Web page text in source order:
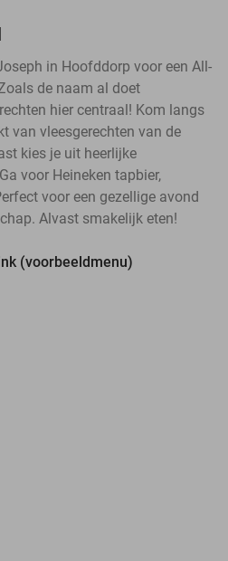
in Hoofddorp voor een All-
de naam al doet
hier centraal! Kom langs
van vleesgerechten van de
kies je uit heerlijke
voor Heineken tapbier,
voor een gezellige avond
Alvast smakelijk eten!
(voorbeeldmenu)